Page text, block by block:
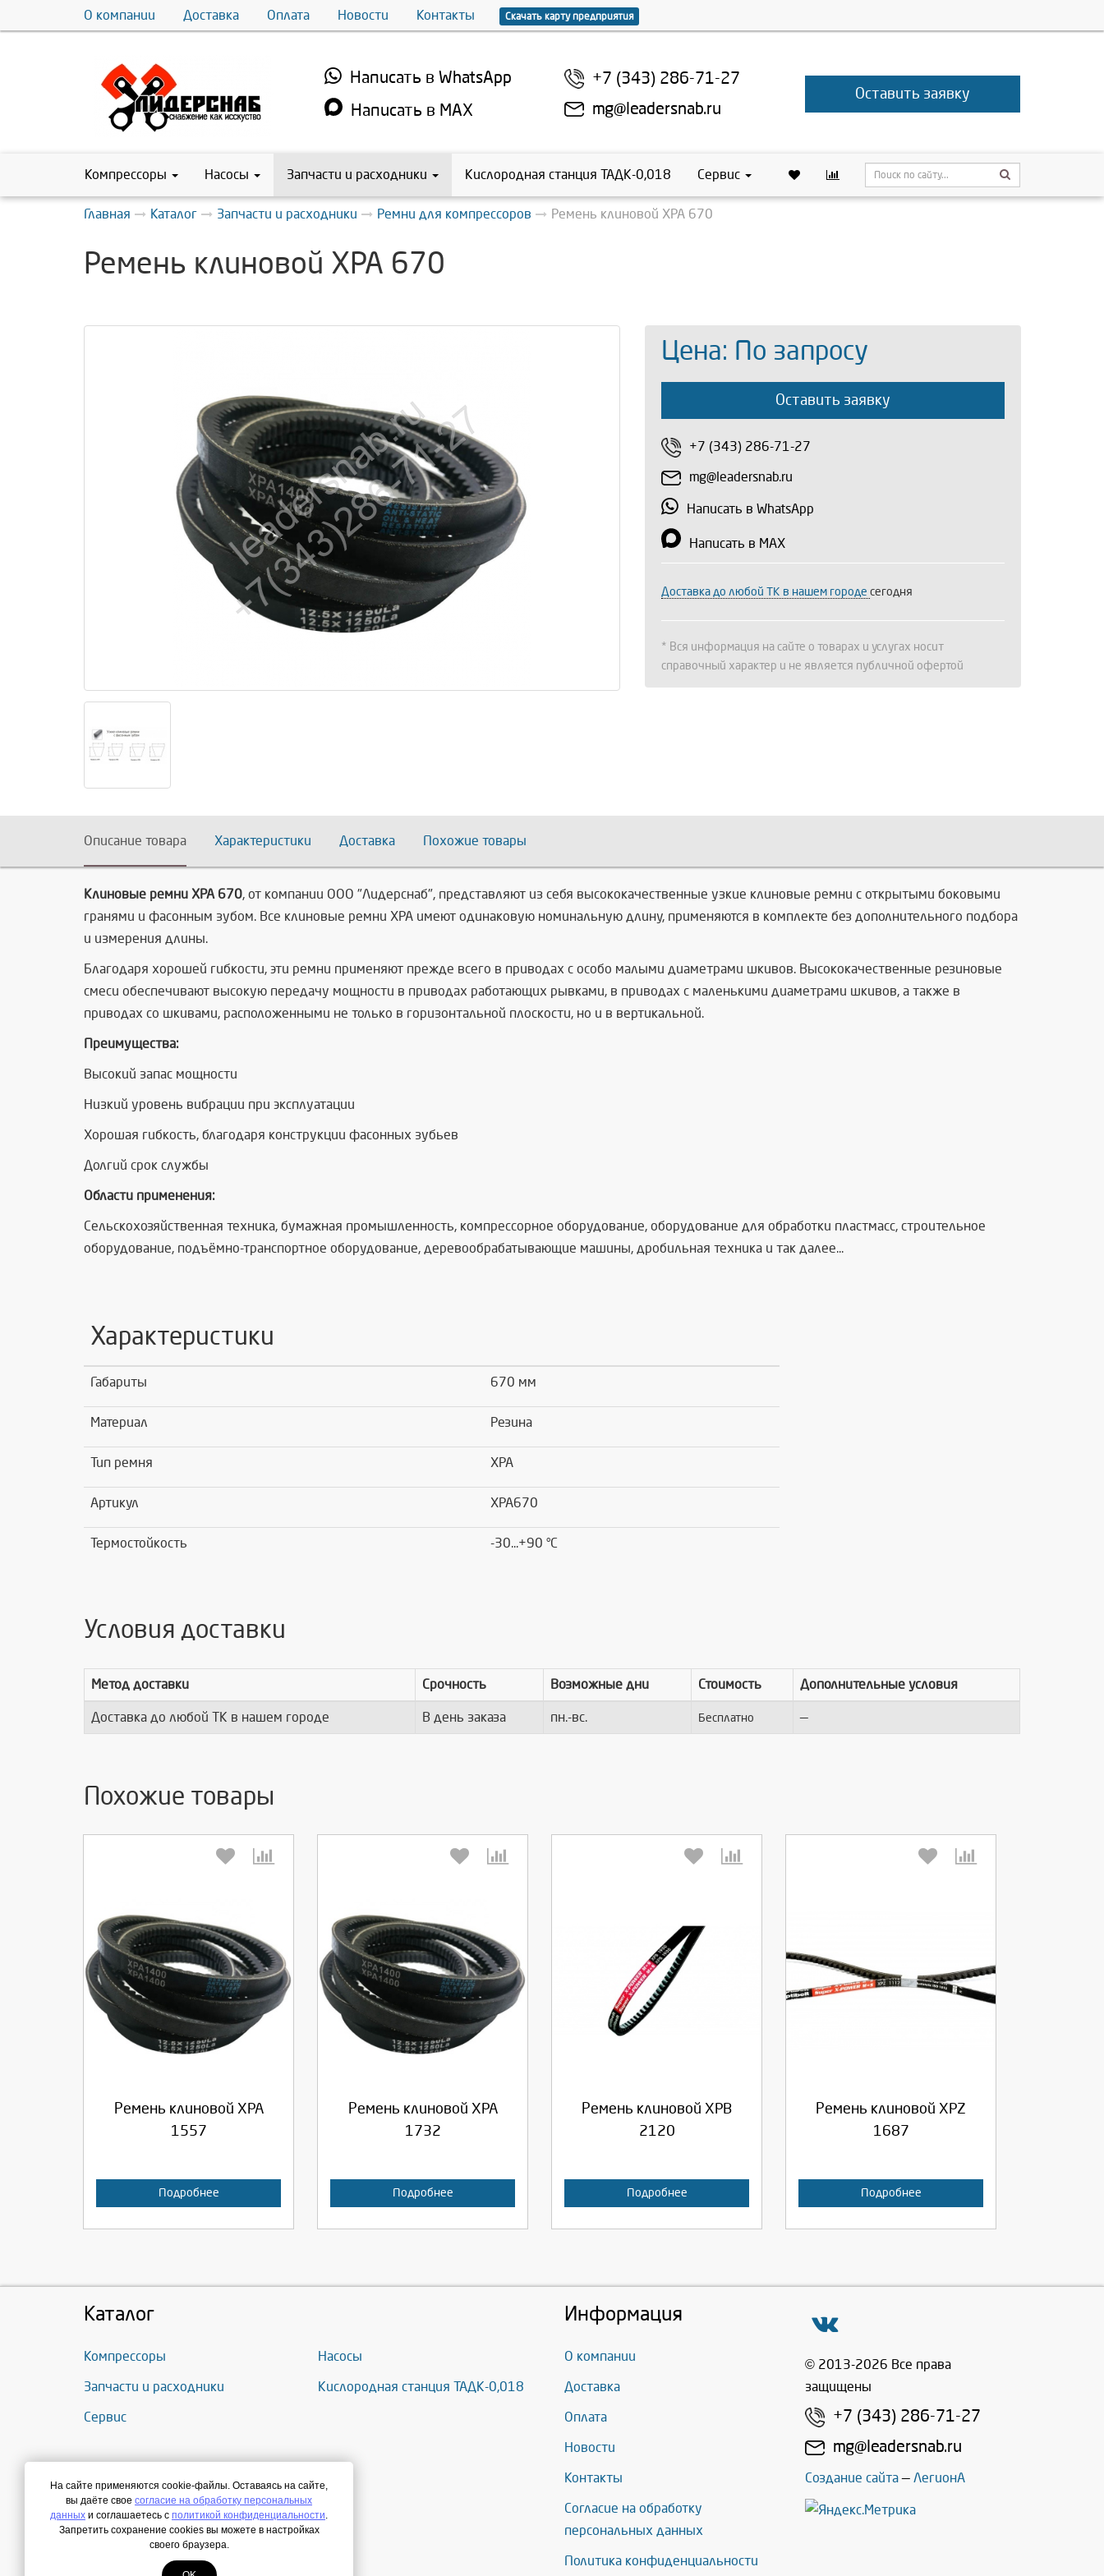
О компании Доставка Оплата Новости Контакты Скачать карту предприятия
Написать в WhatsApp
Написать в MAX
+7 (343) 286-71-27
mg@leadersnab.ru
Оставить заявку
Компрессоры Насосы Запчасти и расходники Кислородная станция ТАДК-0,018 Сервис
Главная Каталог Запчасти и расходники Ремни для компрессоров Ремень клиновой XPA 670
Ремень клиновой XPA 670
Цена: По запросу
Оставить заявку
+7 (343) 286-71-27
mg@leadersnab.ru
Написать в WhatsApp
Написать в MAX
Доставка до любой ТК в нашем городе сегодня
* Вся информация на сайте о товарах и услугах носит
справочный характер и не является публичной офертой
Описание товара Характеристики Доставка Похожие товары
Клиновые ремни XPA 670, от компании ООО "Лидерснаб", представляют из себя высококачественные узкие клиновые ремни с открытыми боковыми
гранями и фасонным зубом. Все клиновые ремни XPA имеют одинаковую номинальную длину, применяются в комплекте без дополнительного подбора
и измерения длины.
Благодаря хорошей гибкости, эти ремни применяют прежде всего в приводах с особо малыми диаметрами шкивов. Высококачественные резиновые
смеси обеспечивают высокую передачу мощности в приводах работающих рывками, в приводах с маленькими диаметрами шкивов, а также в
приводах со шкивами, расположенными не только в горизонтальной плоскости, но и в вертикальной.
Преимущества:
Высокий запас мощности
Низкий уровень вибрации при эксплуатации
Хорошая гибкость, благодаря конструкции фасонных зубьев
Долгий срок службы
Области применения:
Сельскохозяйственная техника, бумажная промышленность, компрессорное оборудование, оборудование для обработки пластмасс, строительное
оборудование, подъёмно-транспортное оборудование, деревообрабатывающие машины, дробильная техника и так далее...
Характеристики
Габариты 670 мм
Материал Резина
Тип ремня XPA
Артикул XPA670
Термостойкость -30...+90 °C
Условия доставки
Метод доставки Срочность Возможные дни Стоимость Дополнительные условия
Доставка до любой ТК в нашем городе В день заказа пн.-вс. Бесплатно —
Похожие товары
Ремень клиновой XPA
1557
Подробнее
Выберите количество:
Ремень клиновой XPA
1732
Подробнее
Выберите количество:
Ремень клиновой XPB
2120
Подробнее
Выберите количество:
Ремень клиновой XPZ
1687
Подробнее
Выберите количество:
Каталог
Компрессоры Насосы
Запчасти и расходники Кислородная станция ТАДК-0,018
Сервис
Информация
О компании
Доставка
Оплата
Новости
Контакты
Согласие на обработку
персональных данных
Политика конфиденциальности
© 2013-2026 Все права
защищены
+7 (343) 286-71-27
mg@leadersnab.ru
Создание сайта— ЛегионА
На сайте применяются cookie-файлы. Оставаясь на сайте,
вы даёте свое согласие на обработку персональных
данных и соглашаетесь с политикой конфиденциальности.
Запретить сохранение cookies вы можете в настройках
своего браузера.